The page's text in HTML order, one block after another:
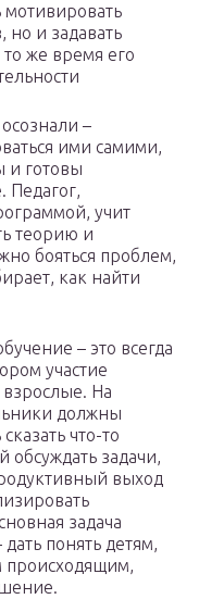
мотивировать
но и задавать
же время его
–
ими самими,
и готовы
Педагог,
учит
теорию и
бояться проблем,
как найти
– это всегда
участие
На
должны
что-то
обсуждать задачи,
выход
задача
понять детям,
происходящим,